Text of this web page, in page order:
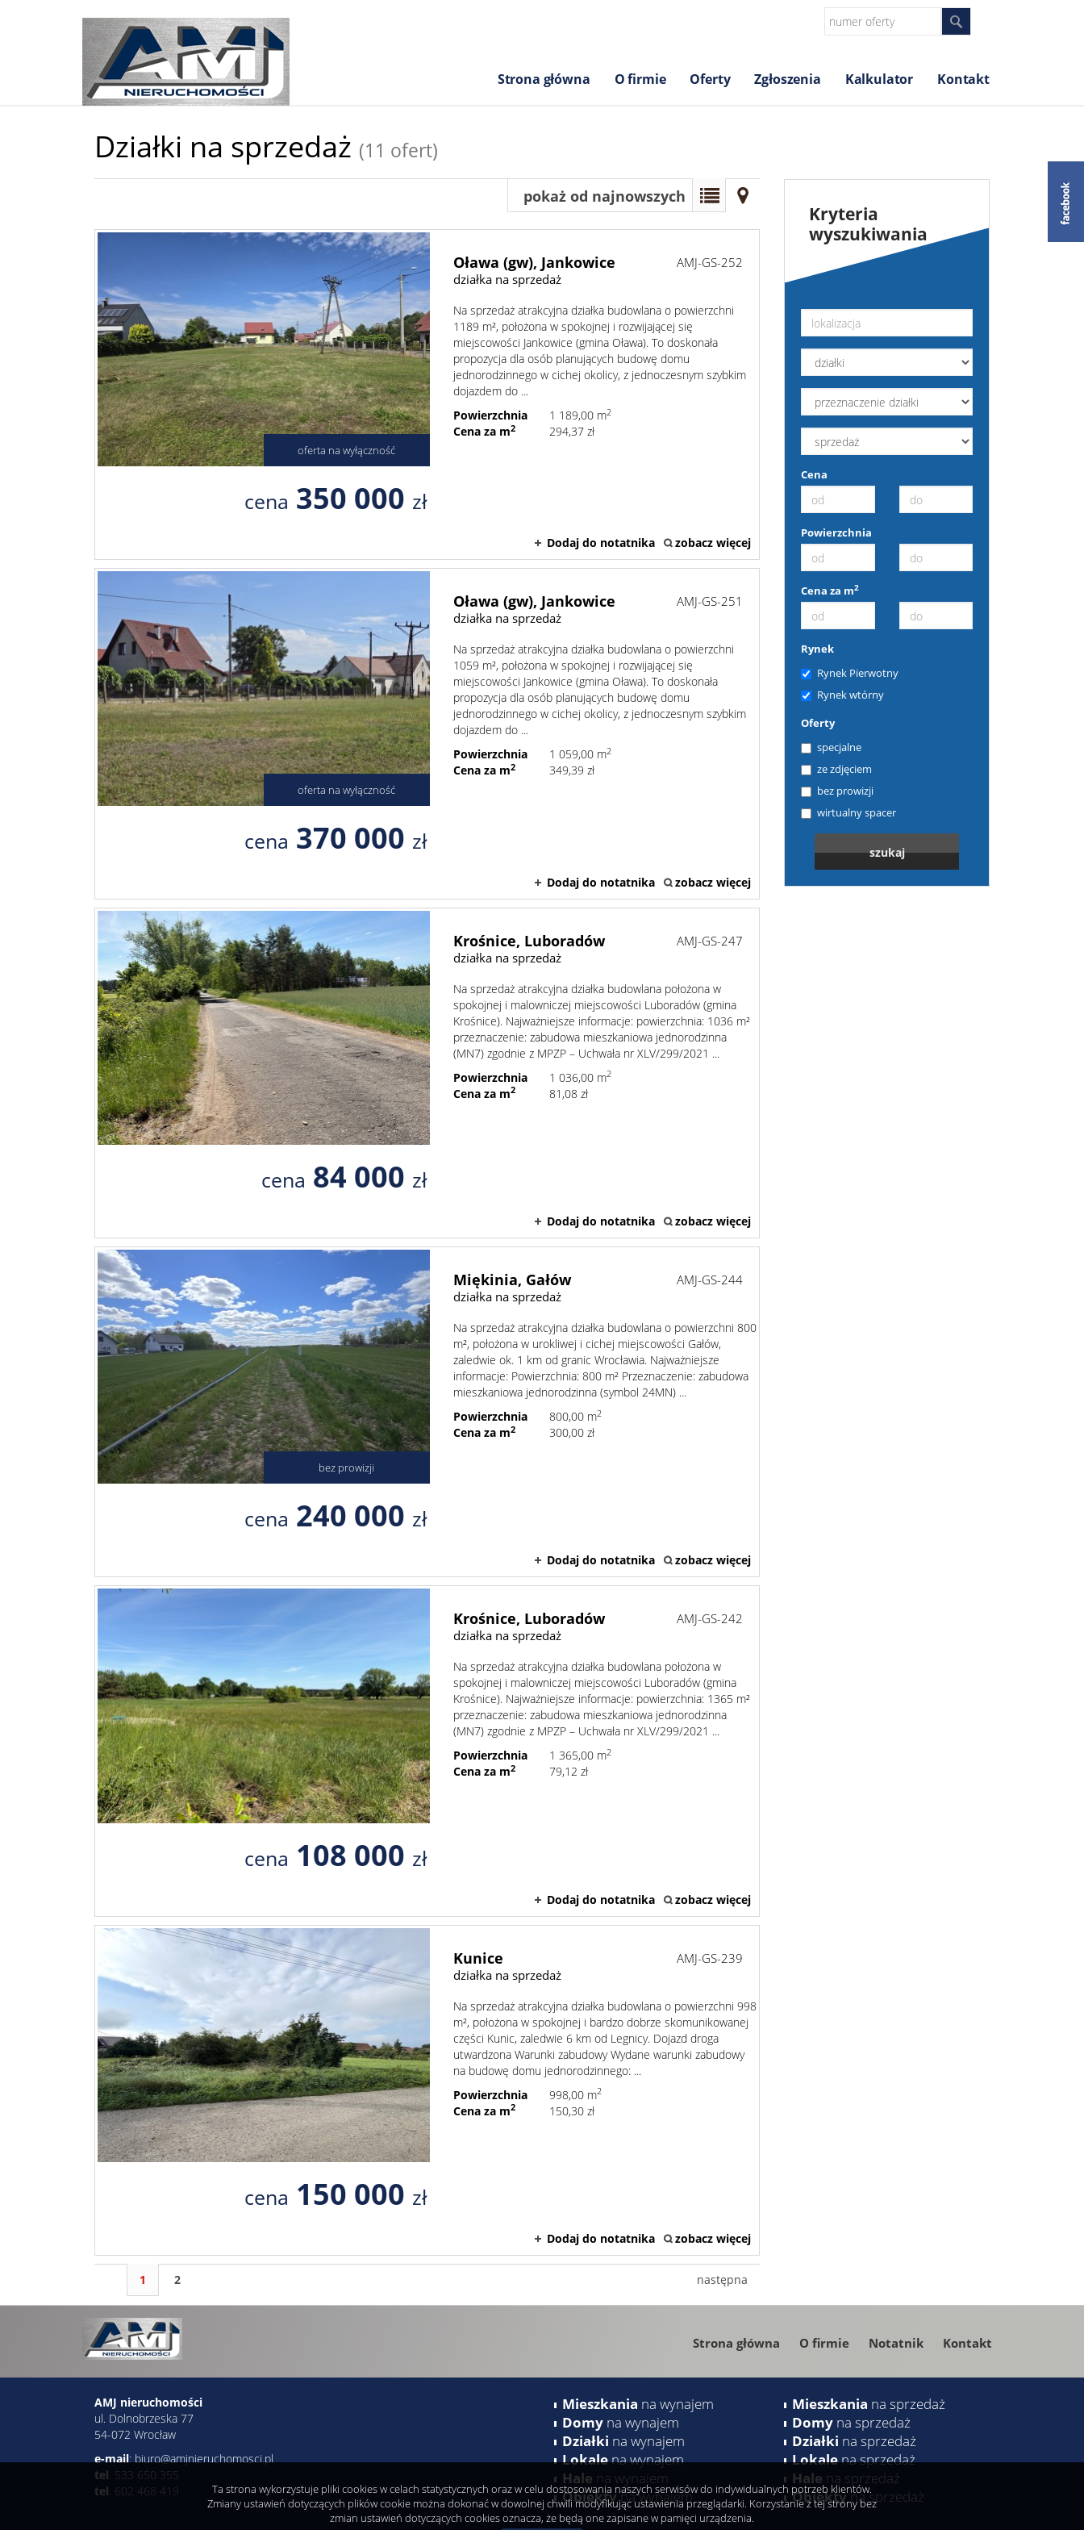
Strona główna O firmie Oferty Zgłoszenia Kalkulator Kontakt
Działki na sprzedaż (11 ofert)
pokaż od najnowszych
oferta na wyłączność
Oława (gw), Jankowice
działka na sprzedaż
AMJ-GS-252
Na sprzedaż atrakcyjna działka budowlana o powierzchni
1189 m², położona w spokojnej i rozwijającej się
miejscowości Jankowice (gmina Oława). To doskonała
propozycja dla osób planujących budowę domu
jednorodzinnego w cichej okolicy, z jednoczesnym szybkim
dojazdem do ...
Powierzchnia
1 189,00 m2
Cena za m2 294,37 zł
cena 350 000 zł
Dodaj do notatnika zobacz więcej
oferta na wyłączność
Oława (gw), Jankowice
działka na sprzedaż
AMJ-GS-251
Na sprzedaż atrakcyjna działka budowlana o powierzchni
1059 m², położona w spokojnej i rozwijającej się
miejscowości Jankowice (gmina Oława). To doskonała
propozycja dla osób planujących budowę domu
jednorodzinnego w cichej okolicy, z jednoczesnym szybkim
dojazdem do ...
Powierzchnia
1 059,00 m2
Cena za m2 349,39 zł
cena 370 000 zł
Dodaj do notatnika zobacz więcej
Krośnice, Luboradów
działka na sprzedaż
AMJ-GS-247
Na sprzedaż atrakcyjna działka budowlana położona w
spokojnej i malowniczej miejscowości Luboradów (gmina
Krośnice). Najważniejsze informacje: powierzchnia: 1036 m²
przeznaczenie: zabudowa mieszkaniowa jednorodzinna
(MN7) zgodnie z MPZP – Uchwała nr XLV/299/2021 ...
Powierzchnia
1 036,00 m2
Cena za m2 81,08 zł
cena 84 000 zł
Dodaj do notatnika zobacz więcej
bez prowizji
Miękinia, Gałów
działka na sprzedaż
AMJ-GS-244
Na sprzedaż atrakcyjna działka budowlana o powierzchni 800
m², położona w urokliwej i cichej miejscowości Gałów,
zaledwie ok. 1 km od granic Wrocławia. Najważniejsze
informacje: Powierzchnia: 800 m² Przeznaczenie: zabudowa
mieszkaniowa jednorodzinna (symbol 24MN) ...
Powierzchnia
800,00 m2
Cena za m2 300,00 zł
cena 240 000 zł
Dodaj do notatnika zobacz więcej
Krośnice, Luboradów
działka na sprzedaż
AMJ-GS-242
Na sprzedaż atrakcyjna działka budowlana położona w
spokojnej i malowniczej miejscowości Luboradów (gmina
Krośnice). Najważniejsze informacje: powierzchnia: 1365 m²
przeznaczenie: zabudowa mieszkaniowa jednorodzinna
(MN7) zgodnie z MPZP – Uchwała nr XLV/299/2021 ...
Powierzchnia
1 365,00 m2
Cena za m2 79,12 zł
cena 108 000 zł
Dodaj do notatnika zobacz więcej
Kunice
działka na sprzedaż
AMJ-GS-239
Na sprzedaż atrakcyjna działka budowlana o powierzchni 998
m², położona w spokojnej i bardzo dobrze skomunikowanej
części Kunic, zaledwie 6 km od Legnicy. Dojazd droga
utwardzona Warunki zabudowy Wydane warunki zabudowy
na budowę domu jednorodzinnego: ...
Powierzchnia
998,00 m2
Cena za m2 150,30 zł
cena 150 000 zł
Dodaj do notatnika zobacz więcej
1 2 następna
Kryteria
wyszukiwania
Cena
Powierzchnia
Cena za m2
Rynek
Rynek Pierwotny
Rynek wtórny
Oferty
specjalne
ze zdjęciem
bez prowizji
wirtualny spacer
Strona główna O firmie Notatnik Kontakt
AMJ nieruchomości
ul. Dolnobrzeska 77
54-072 Wrocław
e-mail: biuro@amjnieruchomosci.pl
tel. 533 650 355
tel. 602 468 419
Mieszkania na wynajem
Domy na wynajem
Działki na wynajem
Lokalena wynajem
Hale na wynajem
Obiektyna wynajem
Mieszkania na sprzedaż
Domy na sprzedaż
Działki na sprzedaż
Lokalena sprzedaż
Hale na sprzedaż
Obiektyna sprzedaż
Ta strona wykorzystuje pliki cookies w celach statystycznych oraz w celu dostosowania naszych serwisów do indywidualnych potrzeb klientów.
Zmiany ustawień dotyczących plików cookie można dokonać w dowolnej chwili modyfikując ustawienia przeglądarki. Korzystanie z tej strony bez
zmian ustawień dotyczących cookies oznacza, że będą one zapisane w pamięci urządzenia.